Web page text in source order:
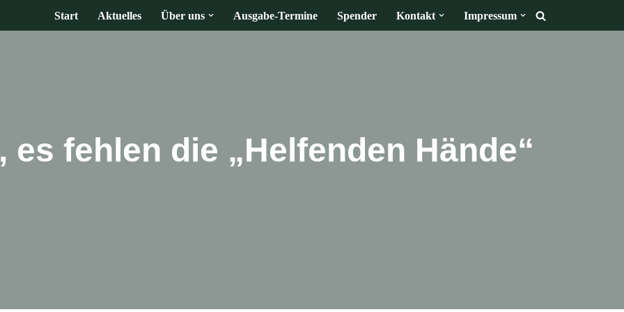
Start Aktuelles Über uns Ausgabe-Termine Spender Kontakt Impressum
es fehlen die „Helfenden Hände“